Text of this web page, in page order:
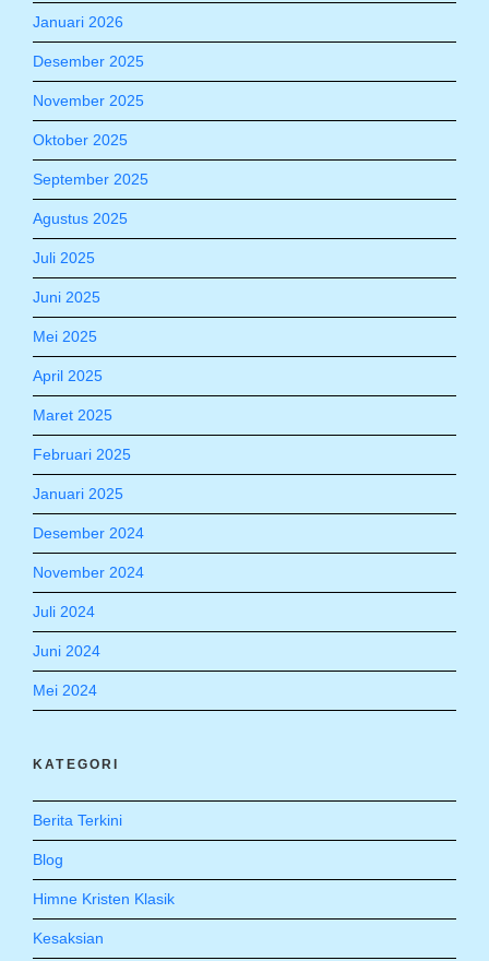
Januari 2026
Desember 2025
November 2025
Oktober 2025
September 2025
Agustus 2025
Juli 2025
Juni 2025
Mei 2025
April 2025
Maret 2025
Februari 2025
Januari 2025
Desember 2024
November 2024
Juli 2024
Juni 2024
Mei 2024
KATEGORI
Berita Terkini
Blog
Himne Kristen Klasik
Kesaksian